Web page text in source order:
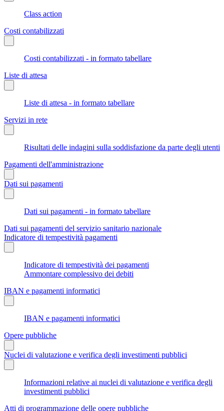
Class action
Costi contabilizzati
Costi contabilizzati - in formato tabellare
Liste di attesa
Liste di attesa - in formato tabellare
Servizi in rete
Risultati delle indagini sulla soddisfazione da parte degli utenti
Pagamenti dell'amministrazione
Dati sui pagamenti
Dati sui pagamenti - in formato tabellare
Dati sui pagamenti del servizio sanitario nazionale
Indicatore di tempestività pagamenti
Indicatore di tempestività dei pagamenti
Ammontare complessivo dei debiti
IBAN e pagamenti informatici
IBAN e pagamenti informatici
Opere pubbliche
Nuclei di valutazione e verifica degli investimenti pubblici
Informazioni relative ai nuclei di valutazione e verifica degli
investimenti pubblici
Atti di programmazione delle opere pubbliche